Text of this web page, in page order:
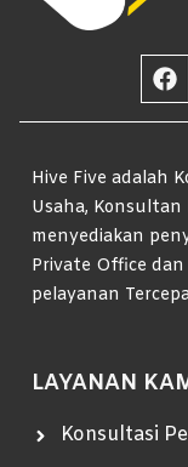
Hive Five adalah
Usaha, Konsultan
menyediakan
Private Office
pelayanan
LAYANAN
Konsultasi